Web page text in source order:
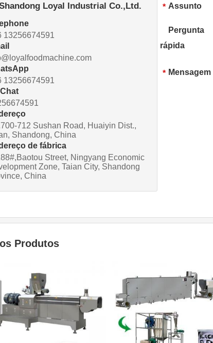
* Assunto
Pergunta
rápida
* Mensagem
Loyal Industrial Co.,Ltd.
13256674591
13256674591
712 Sushan Road, Huaiyin Dist.,
Shandong, China
de fábrica
Street, Ningyang Economic
Zone, Taian City, Shandong
China
Produtos